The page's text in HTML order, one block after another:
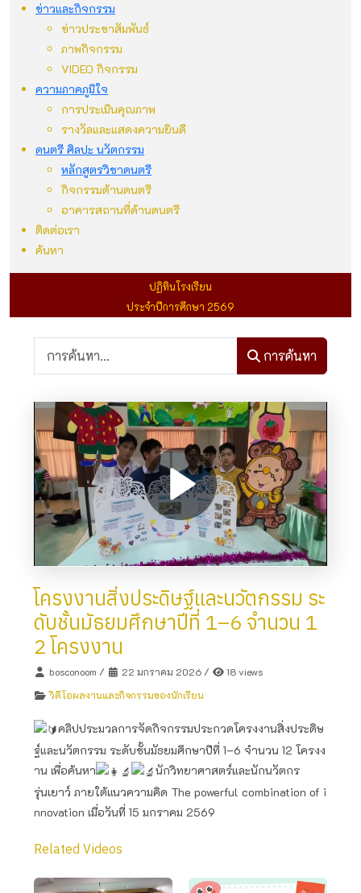
ข่าวและกิจกรรม
ข่าวประชาสัมพันธ์
ภาพกิจกรรม
VIDEO กิจกรรม
ความภาคภูมิใจ
การประเมินคุณภาพ
รางวัลและแสดงความยินดี
ดนตรี ศิลปะ นวัตกรรม
หลักสูตรวิชาดนตรี
กิจกรรมด้านดนตรี
อาคารสถานที่ด้านดนตรี
ติดต่อเรา
ค้นหา
ปฏิทินโรงเรียน
ประจำปีการศึกษา 2569
การค้นหา
โครงงานสิ่งประดิษฐ์และนวัตกรรม ระ
ดับชั้นมัธยมศึกษาปีที่ 1–6 จำนวน 1
2 โครงงาน
bosconoom / 22 มกราคม 2026/
18 views
วิดีโอผลงานและกิจกรรมของนักเรียน
คลิปประมวลการจัดกิจกรรมประกวดโครงงานสิ่งประดิษ
ฐ์และนวัตกรรม ระดับชั้นมัธยมศึกษาปีที่ 1–6 จำนวน 12 โครงง
าน เพื่อค้นหา
นักวิทยาศาสตร์และนักนวัตกร
รุ่นเยาว์ ภายใต้แนวความคิด The powerful combination of i
nnovation เมื่อวันที่ 15 มกราคม 2569
Related Videos